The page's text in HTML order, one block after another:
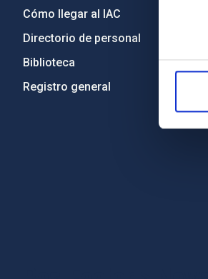
Cómo llegar al IAC
Directorio de personal
Biblioteca
Registro general